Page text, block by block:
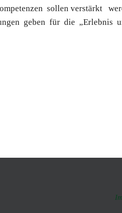
sollen verstärkt
geben für die „Erlebnis